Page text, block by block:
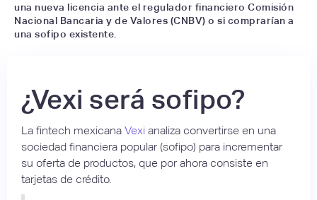
una nueva licencia ante el regulador financiero Comisión
Nacional Bancaria y de Valores (CNBV) o si comprarían a
una sofipo existente.
¿Vexi será sofipo?
La fintech mexicana Vexi analiza convertirse en una
sociedad financiera popular (sofipo) para incrementar
su oferta de productos, que por ahora consiste en
tarjetas de crédito.